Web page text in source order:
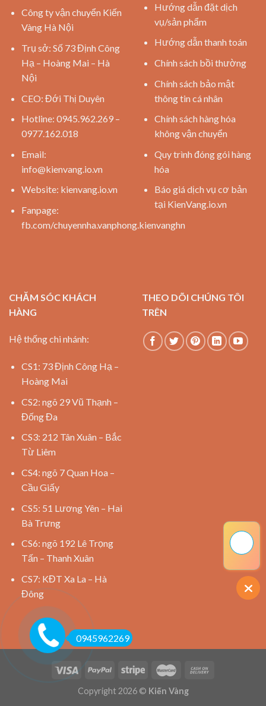
Công ty vận chuyển Kiến
Vàng Hà Nội
Trụ sở: Số 73 Định Công
Hạ – Hoàng Mai – Hà
Nội
CEO: Đới Thị Duyên
Hotline: 0945.962.269 –
0977.162.018
Email:
info@kienvang.io.vn
Website: kienvang.io.vn
Fanpage:
fb.com/chuyennha.vanphong.kienvanghn
Hướng dẫn đặt dịch
vụ/sản phẩm
Hướng dẫn thanh toán
Chính sách bồi thường
Chính sách bảo mật
thông tin cá nhân
Chính sách hàng hóa
không vận chuyển
Quy trình đóng gói hàng
hóa
Báo giá dịch vụ cơ bản
tại KienVang.io.vn
CHĂM SÓC KHÁCH
HÀNG
Hệ thống chi nhánh:
CS1: 73 Định Công Hạ –
Hoàng Mai
CS2: ngõ 29 Vũ Thạnh –
Đống Đa
CS3: 212 Tân Xuân – Bắc
Từ Liêm
CS4: ngõ 7 Quan Hoa –
Cầu Giấy
CS5: 51 Lương Yên – Hai
Bà Trưng
CS6: ngõ 192 Lê Trọng
Tấn – Thanh Xuân
CS7: KĐT Xa La – Hà
Đông
THEO DÕI CHÚNG TÔI
TRÊN
Copyright 2026 © Kiến Vàng
0945962269